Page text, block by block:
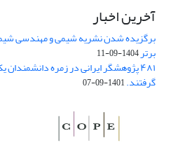
آخرین اخبار
برگزیده شدن نشریه شیمی و مهندسی
برتر1404-09-11
۴۸۱ پژوهشگر ایرانی در زمره
گرفتند.1401-09-07